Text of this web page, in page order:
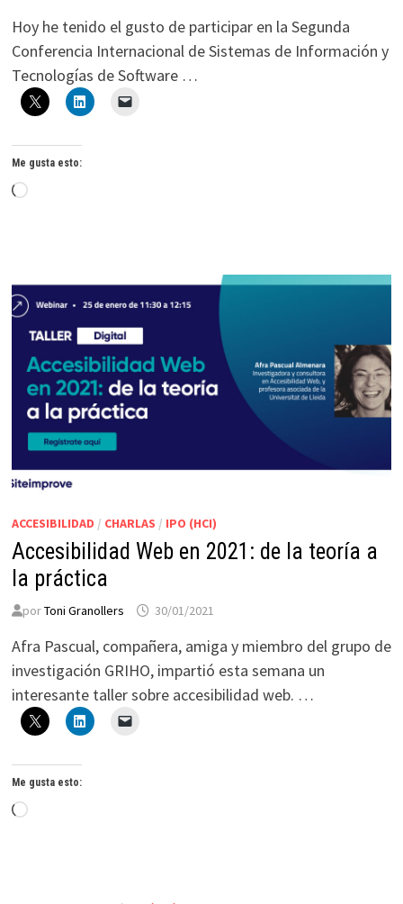
Hoy he tenido el gusto de participar en la Segunda
Conferencia Internacional de Sistemas de Información y
Tecnologías de Software …
Me gusta esto:
Cargando...
ACCESIBILIDAD / CHARLAS / IPO (HCI)
Accesibilidad Web en 2021: de la teoría a
la práctica
porToni Granollers 30/01/2021
Afra Pascual, compañera, amiga y miembro del grupo de
investigación GRIHO, impartió esta semana un
interesante taller sobre accesibilidad web. …
Me gusta esto:
Cargando...